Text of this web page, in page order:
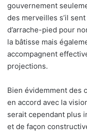
gouvernement
des merveilles s’il
d’arrache-pied pour
la bâtisse mais
accompagnent
projections.
Bien évidemment des
en accord avec la
serait cependant plus
et de façon